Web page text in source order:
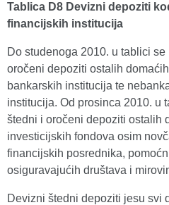
Tablica D8 Devizni depoziti
financijskih institucija
Do studenoga 2010. u tablici
oročeni depoziti ostalih
bankarskih institucija te
institucija. Od prosinca 2010. u
štedni i oročeni depoziti ostalih
investicijskih fondova osim
financijskih posrednika,
osiguravajućih društava i
Devizni štedni depoziti jesu svi